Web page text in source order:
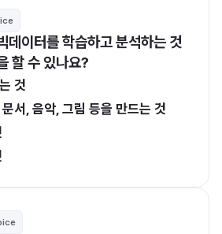
데이터를 학습하고 분석하는 것
할 수 있나요?
것
서, 음악, 그림 등을 만드는 것